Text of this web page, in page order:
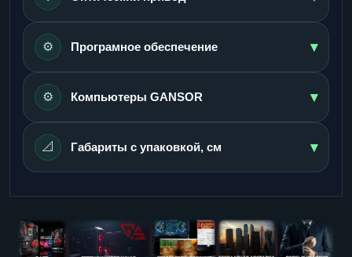
⚙️ Програмное обеспечение ▾
⚙️ Компьютеры GANSOR ▾
📐 Габариты с упаковкой, см ▾